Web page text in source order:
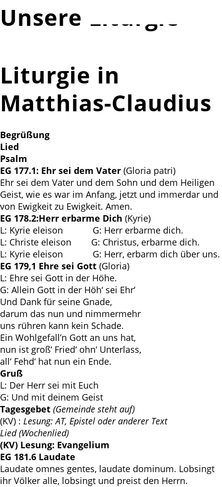
Unsere Liturgie
Liturgie in
Matthias-Claudius
Begrüßung
Lied
Psalm
EG 177.1: Ehr sei dem Vater (Gloria patri)
Ehr sei dem Vater und dem Sohn und dem Heiligen
Geist, wie es war im Anfang, jetzt und immerdar und
von Ewigkeit zu Ewigkeit. Amen.
EG 178.2:Herr erbarme Dich (Kyrie)
L: Kyrie eleison G: Herr erbarme dich.
L: Christe eleison G: Christus, erbarme dich.
L: Kyrie eleison G: Herr, erbarm dich über uns.
EG 179,1 Ehre sei Gott (Gloria)
L: Ehre sei Gott in der Höhe.
G: Allein Gott in der Höh‘ sei Ehr‘
Und Dank für seine Gnade,
darum das nun und nimmermehr
uns rühren kann kein Schade.
Ein Wohlgefall’n Gott an uns hat,
nun ist groß‘ Fried‘ ohn‘ Unterlass,
all‘ Fehd‘ hat nun ein Ende.
Gruß
L: Der Herr sei mit Euch
G: Und mit deinem Geist
Tagesgebet (Gemeinde steht auf)
(KV) : Lesung: AT, Epistel oder anderer Text
Lied (Wochenlied)
(KV) Lesung: Evangelium
EG 181.6 Laudate
Laudate omnes gentes, laudate dominum. Lobsingt
ihr Völker alle, lobsingt und preist den Herrn.